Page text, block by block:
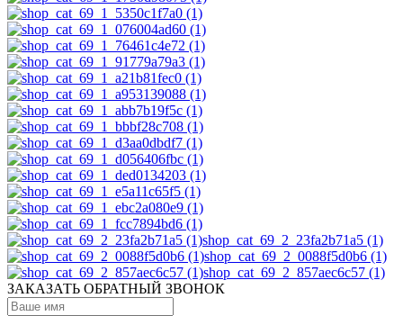
shop_cat_69_2_23fa2b71a5 (1)
shop_cat_69_2_0088f5d0b6 (1)
shop_cat_69_2_857aec6c57 (1)
ЗАКАЗАТЬ ОБРАТНЫЙ ЗВОНОК